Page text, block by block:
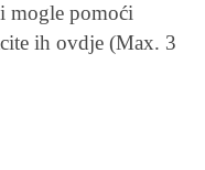
mogle pomoći
ih ovdje (Max. 3